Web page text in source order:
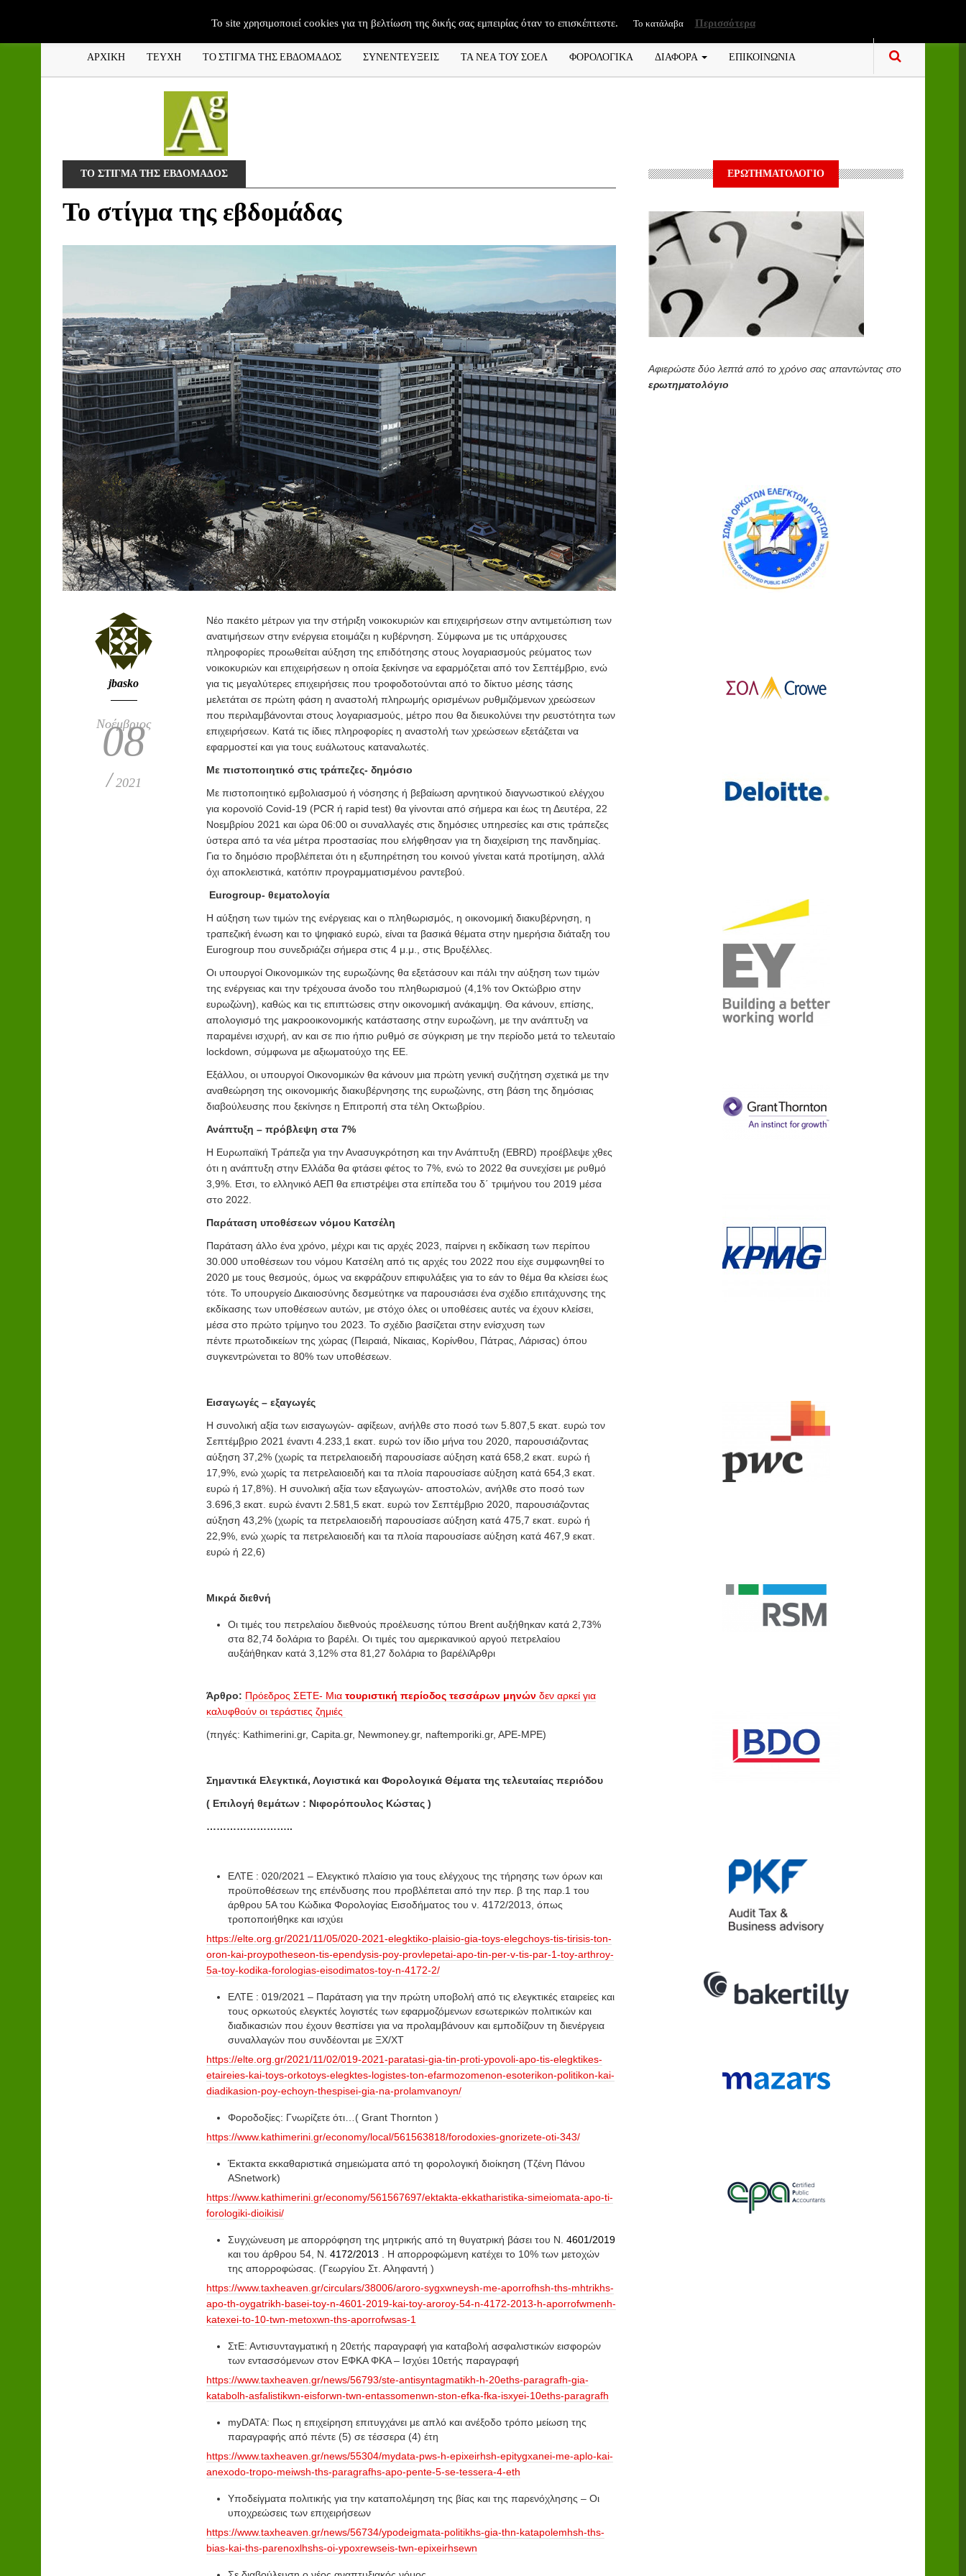
ΑΡΧΙΚΗ ΤΕΥΧΗ ΤΟ ΣΤΙΓΜΑ ΤΗΣ ΕΒΔΟΜΑΔΟΣ ΣΥΝΕΝΤΕΥΞΕΙΣ ΤΑ ΝΕΑ ΤΟΥ ΣΟΕΛ ΦΟΡΟΛΟΓΙΚΑ ΔΙΑΦΟΡΑ ΕΠΙΚΟΙΝΩΝΙΑ
ΤΟ ΣΤΙΓΜΑ ΤΗΣ ΕΒΔΟΜΑΔΟΣ
Το στίγμα της εβδομάδας
jbasko
Νοέμβριος
08
/ 2021
Νέο πακέτο μέτρων για την στήριξη νοικοκυριών και επιχειρήσεων στην αντιμετώπιση των
ανατιμήσεων στην ενέργεια ετοιμάζει η κυβέρνηση. Σύμφωνα με τις υπάρχουσες
πληροφορίες προωθείται αύξηση της επιδότησης στους λογαριασμούς ρεύματος των
νοικοκυριών και επιχειρήσεων η οποία ξεκίνησε να εφαρμόζεται από τον Σεπτέμβριο, ενώ
για τις μεγαλύτερες επιχειρήσεις που τροφοδοτούνται από το δίκτυο μέσης τάσης
μελετάται σε πρώτη φάση η αναστολή πληρωμής ορισμένων ρυθμιζόμενων χρεώσεων
που περιλαμβάνονται στους λογαριασμούς, μέτρο που θα διευκολύνει την ρευστότητα των
επιχειρήσεων. Κατά τις ίδιες πληροφορίες η αναστολή των χρεώσεων εξετάζεται να
εφαρμοστεί και για τους ευάλωτους καταναλωτές.
Με πιστοποιητικό στις τράπεζες- δημόσιο
Με πιστοποιητικό εμβολιασμού ή νόσησης ή βεβαίωση αρνητικού διαγνωστικού ελέγχου
για κορονοϊό Covid-19 (PCR ή rapid test) θα γίνονται από σήμερα και έως τη Δευτέρα, 22
Νοεμβρίου 2021 και ώρα 06:00 οι συναλλαγές στις δημόσιες υπηρεσίες και στις τράπεζες
ύστερα από τα νέα μέτρα προστασίας που ελήφθησαν για τη διαχείριση της πανδημίας.
Για το δημόσιο προβλέπεται ότι η εξυπηρέτηση του κοινού γίνεται κατά προτίμηση, αλλά
όχι αποκλειστικά, κατόπιν προγραμματισμένου ραντεβού.
Eurogroup- θεματολογία
Η αύξηση των τιμών της ενέργειας και ο πληθωρισμός, η οικονομική διακυβέρνηση, η
τραπεζική ένωση και το ψηφιακό ευρώ, είναι τα βασικά θέματα στην ημερήσια διάταξη του
Eurogroup που συνεδριάζει σήμερα στις 4 μ.μ., στις Βρυξέλλες.
Οι υπουργοί Οικονομικών της ευρωζώνης θα εξετάσουν και πάλι την αύξηση των τιμών
της ενέργειας και την τρέχουσα άνοδο του πληθωρισμού (4,1% τον Οκτώβριο στην
ευρωζώνη), καθώς και τις επιπτώσεις στην οικονομική ανάκαμψη. Θα κάνουν, επίσης,
απολογισμό της μακροοικονομικής κατάστασης στην ευρωζώνη, με την ανάπτυξη να
παραμένει ισχυρή, αν και σε πιο ήπιο ρυθμό σε σύγκριση με την περίοδο μετά το τελευταίο
lockdown, σύμφωνα με αξιωματούχο της ΕΕ.
Εξάλλου, οι υπουργοί Οικονομικών θα κάνουν μια πρώτη γενική συζήτηση σχετικά με την
αναθεώρηση της οικονομικής διακυβέρνησης της ευρωζώνης, στη βάση της δημόσιας
διαβούλευσης που ξεκίνησε η Επιτροπή στα τέλη Οκτωβρίου.
Ανάπτυξη – πρόβλεψη στα 7%
H Eυρωπαϊκή Τράπεζα για την Ανασυγκρότηση και την Ανάπτυξη (EBRD) προέβλεψε χθες
ότι η ανάπτυξη στην Ελλάδα θα φτάσει φέτος το 7%, ενώ το 2022 θα συνεχίσει με ρυθμό
3,9%. Ετσι, το ελληνικό ΑΕΠ θα επιστρέψει στα επίπεδα του δ΄ τριμήνου του 2019 μέσα
στο 2022.
Παράταση υποθέσεων νόμου Κατσέλη
Παράταση άλλο ένα χρόνο, μέχρι και τις αρχές 2023, παίρνει η εκδίκαση των περίπου
30.000 υποθέσεων του νόμου Κατσέλη από τις αρχές του 2022 που είχε συμφωνηθεί το
2020 με τους θεσμούς, όμως να εκφράζουν επιφυλάξεις για το εάν το θέμα θα κλείσει έως
τότε. Το υπουργείο Δικαιοσύνης δεσμεύτηκε να παρουσιάσει ένα σχέδιο επιτάχυνσης της
εκδίκασης των υποθέσεων αυτών, με στόχο όλες οι υποθέσεις αυτές να έχουν κλείσει,
μέσα στο πρώτο τρίμηνο του 2023. Το σχέδιο βασίζεται στην ενίσχυση των
πέντε πρωτοδικείων της χώρας (Πειραιά, Νίκαιας, Κορίνθου, Πάτρας, Λάρισας) όπου
συγκεντρώνεται το 80% των υποθέσεων.
Εισαγωγές – εξαγωγές
Η συνολική αξία των εισαγωγών- αφίξεων, ανήλθε στο ποσό των 5.807,5 εκατ. ευρώ τον
Σεπτέμβριο 2021 έναντι 4.233,1 εκατ. ευρώ τον ίδιο μήνα του 2020, παρουσιάζοντας
αύξηση 37,2% (χωρίς τα πετρελαιοειδή παρουσίασε αύξηση κατά 658,2 εκατ. ευρώ ή
17,9%, ενώ χωρίς τα πετρελαιοειδή και τα πλοία παρουσίασε αύξηση κατά 654,3 εκατ.
ευρώ ή 17,8%). Η συνολική αξία των εξαγωγών- αποστολών, ανήλθε στο ποσό των
3.696,3 εκατ. ευρώ έναντι 2.581,5 εκατ. ευρώ τον Σεπτέμβριο 2020, παρουσιάζοντας
αύξηση 43,2% (χωρίς τα πετρελαιοειδή παρουσίασε αύξηση κατά 475,7 εκατ. ευρώ ή
22,9%, ενώ χωρίς τα πετρελαιοειδή και τα πλοία παρουσίασε αύξηση κατά 467,9 εκατ.
ευρώ ή 22,6)
Μικρά διεθνή
Οι τιμές του πετρελαίου διεθνούς προέλευσης τύπου Brent αυξήθηκαν κατά 2,73%
στα 82,74 δολάρια το βαρέλι. Οι τιμές του αμερικανικού αργού πετρελαίου
αυξάήθηκαν κατά 3,12% στα 81,27 δολάρια το βαρέλιΆρθρι
Άρθρο: Πρόεδρος ΣΕΤΕ- Μια τουριστική περίοδος τεσσάρων μηνών δεν αρκεί για
καλυφθούν οι τεράστιες ζημιές
(πηγές: Kathimerini.gr, Capita.gr, Newmoney.gr, naftemporiki.gr, APE-MPE)
Σημαντικά Ελεγκτικά, Λογιστικά και Φορολογικά Θέματα της τελευταίας περιόδου
( Επιλογή θεμάτων : Νιφορόπουλος Κώστας )
……………………..
ΕΛΤΕ : 020/2021 – Ελεγκτικό πλαίσιο για τους ελέγχους της τήρησης των όρων και
προϋποθέσεων της επένδυσης που προβλέπεται από την περ. β της παρ.1 του
άρθρου 5Α του Κώδικα Φορολογίας Εισοδήματος του ν. 4172/2013, όπως
τροποποιήθηκε και ισχύει
https://elte.org.gr/2021/11/05/020-2021-elegktiko-plaisio-gia-toys-elegchoys-tis-tirisis-ton-
oron-kai-proypotheseon-tis-ependysis-poy-provlepetai-apo-tin-per-v-tis-par-1-toy-arthroy-
5a-toy-kodika-forologias-eisodimatos-toy-n-4172-2/
ΕΛΤΕ : 019/2021 – Παράταση για την πρώτη υποβολή από τις ελεγκτικές εταιρείες και
τους ορκωτούς ελεγκτές λογιστές των εφαρμοζόμενων εσωτερικών πολιτικών και
διαδικασιών που έχουν θεσπίσει για να προλαμβάνουν και εμποδίζουν τη διενέργεια
συναλλαγών που συνδέονται με ΞΧ/ΧΤ
https://elte.org.gr/2021/11/02/019-2021-paratasi-gia-tin-proti-ypovoli-apo-tis-elegktikes-
etaireies-kai-toys-orkotoys-elegktes-logistes-ton-efarmozomenon-esoterikon-politikon-kai-
diadikasion-poy-echoyn-thespisei-gia-na-prolamvanoyn/
Φοροδοξίες: Γνωρίζετε ότι…( Grant Thornton )
https://www.kathimerini.gr/economy/local/561563818/forodoxies-gnorizete-oti-343/
Έκτακτα εκκαθαριστικά σημειώματα από τη φορολογική διοίκηση (Τζένη Πάνου
ASnetwork)
https://www.kathimerini.gr/economy/561567697/ektakta-ekkatharistika-simeiomata-apo-ti-
forologiki-dioikisi/
Συγχώνευση με απορρόφηση της μητρικής από τη θυγατρική βάσει του Ν. 4601/2019
και του άρθρου 54, Ν. 4172/2013 . Η απορροφώμενη κατέχει το 10% των μετοχών
της απορροφώσας. (Γεωργίου Στ. Αληφαντή )
https://www.taxheaven.gr/circulars/38006/aroro-sygxwneysh-me-aporrofhsh-ths-mhtrikhs-
apo-th-oygatrikh-basei-toy-n-4601-2019-kai-toy-aroroy-54-n-4172-2013-h-aporrofwmenh-
katexei-to-10-twn-metoxwn-ths-aporrofwsas-1
ΣτΕ: Αντισυνταγματική η 20ετής παραγραφή για καταβολή ασφαλιστικών εισφορών
των εντασσόμενων στον ΕΦΚΑ ΦΚΑ – Ισχύει 10ετής παραγραφή
https://www.taxheaven.gr/news/56793/ste-antisyntagmatikh-h-20eths-paragrafh-gia-
katabolh-asfalistikwn-eisforwn-twn-entassomenwn-ston-efka-fka-isxyei-10eths-paragrafh
myDATA: Πως η επιχείρηση επιτυγχάνει με απλό και ανέξοδο τρόπο μείωση της
παραγραφής από πέντε (5) σε τέσσερα (4) έτη
https://www.taxheaven.gr/news/55304/mydata-pws-h-epixeirhsh-epitygxanei-me-aplo-kai-
anexodo-tropo-meiwsh-ths-paragrafhs-apo-pente-5-se-tessera-4-eth
Υποδείγματα πολιτικής για την καταπολέμηση της βίας και της παρενόχλησης – Οι
υποχρεώσεις των επιχειρήσεων
https://www.taxheaven.gr/news/56734/ypodeigmata-politikhs-gia-thn-katapolemhsh-ths-
bias-kai-ths-parenoxlhshs-oi-ypoxrewseis-twn-epixeirhsewn
ΕΡΩΤΗΜΑΤΟΛΟΓΙΟ
Αφιερώστε δύο λεπτά από το χρόνο σας απαντώντας στο
ερωτηματολόγιο
To site χρησιμοποιεί cookies για τη βελτίωση της δικής σας εμπειρίας όταν το επισκέπτεστε. Το κατάλαβα Περισσότερα